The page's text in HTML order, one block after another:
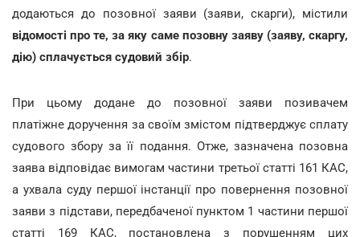
додаються до позовної заяви (заяви, скарги), містили
відомості про те, за яку саме позовну заяву (заяву, скаргу,
дію) сплачується судовий збір.
При цьому додане до позовної заяви позивачем
платіжне доручення за своїм змістом підтверджує сплату
судового збору за її подання. Отже, зазначена позовна
заява відповідає вимогам частини третьої статті 161 КАС,
а ухвала суду першої інстанції про повернення позовної
заяви з підстави, передбаченої пунктом 1 частини першої
статті 169 КАС, постановлена з порушенням цих